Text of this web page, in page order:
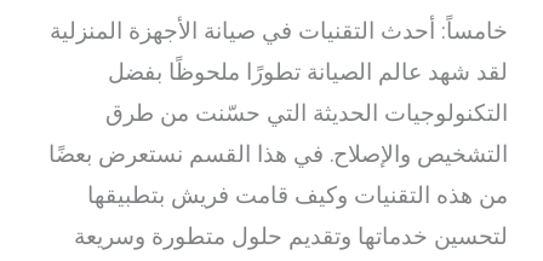
خامساً: أحدث التقنيات في صيانة الأجهزة المنزلية
لقد شهد عالم الصيانة تطورًا ملحوظًا بفضل
التكنولوجيات الحديثة التي حسّنت من طرق
التشخيص والإصلاح. في هذا القسم نستعرض بعضًا
من هذه التقنيات وكيف قامت فريش بتطبيقها
لتحسين خدماتها وتقديم حلول متطورة وسريعة